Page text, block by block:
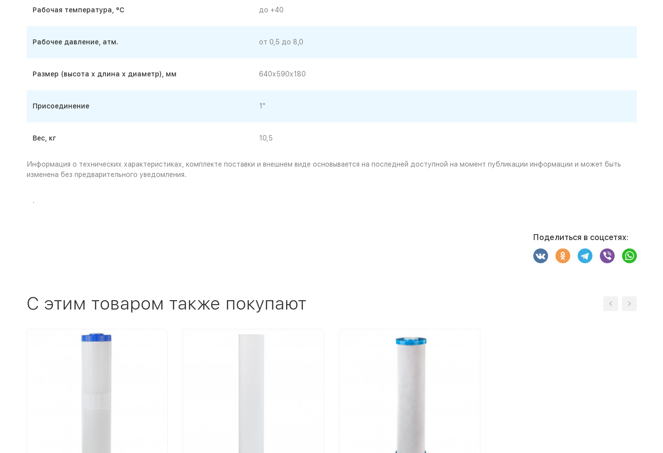
Рабочая температура, °С до +40
Рабочее давление, атм. от 0,5 до 8,0
Размер (высота х длина х диаметр), мм 640х590х180
Присоединение 1"
Вес, кг 10,5
Информация о технических характеристиках, комплекте поставки и внешнем виде основывается на последней доступной на момент публикации информации и может быть
изменена без предварительного уведомления.
.
Поделиться в соцсетях:
C этим товаром также покупают